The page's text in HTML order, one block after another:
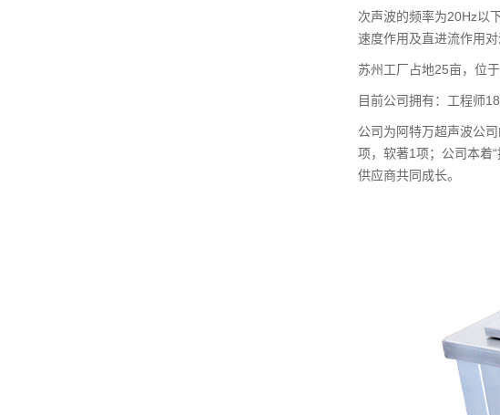
次声波的频率为20Hz以
速度作用及直进流作用
苏州工厂占地25亩，位
目前公司拥有：工程师
公司为阿特万超声波公
项，软著1项；公司本着
供应商共同成长。